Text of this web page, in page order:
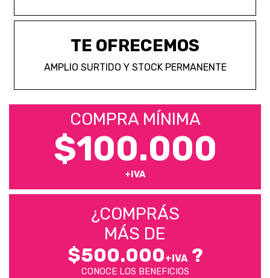
TE OFRECEMOS
AMPLIO SURTIDO Y STOCK PERMANENTE
COMPRA MÍNIMA
$100.000
+IVA
¿COMPRÁS
MÁS DE
$500.000+IVA?
CONOCE LOS BENEFICIOS